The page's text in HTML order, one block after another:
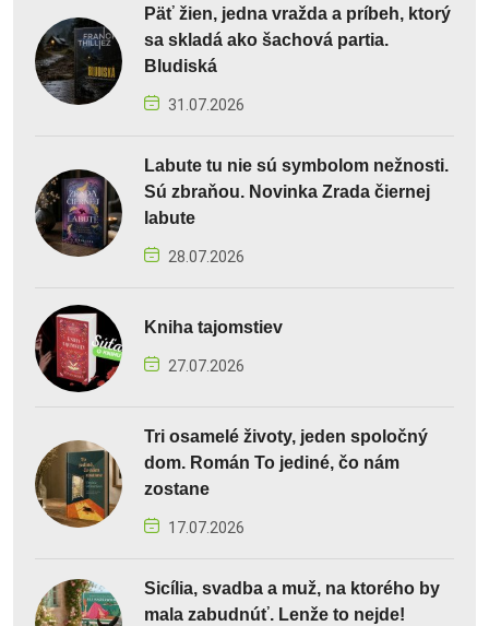
Päť žien, jedna vražda a príbeh, ktorý
sa skladá ako šachová partia.
Bludiská
31.07.2026
Labute tu nie sú symbolom nežnosti.
Sú zbraňou. Novinka Zrada čiernej
labute
28.07.2026
Kniha tajomstiev
27.07.2026
Tri osamelé životy, jeden spoločný
dom. Román To jediné, čo nám
zostane
17.07.2026
Sicília, svadba a muž, na ktorého by
mala zabudnúť. Lenže to nejde!